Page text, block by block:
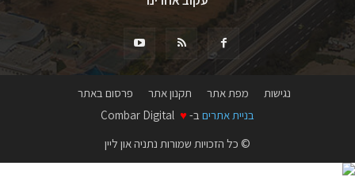
נגישות מפת אתר תקנון אתר
פרסום באתר
בניית אתרים ב- ♥
© כל הזכויות שמורות נתניה און ליין